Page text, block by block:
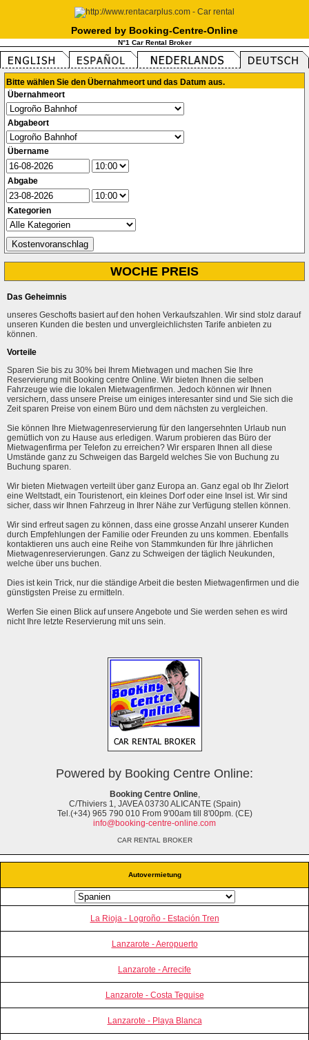
Powered by Booking-Centre-Online
N°1 Car Rental Broker
Autovermietung
La Rioja - Logroño - Estación Tren
Lanzarote - Aeropuerto
Lanzarote - Arrecife
Lanzarote - Costa Teguise
Lanzarote - Playa Blanca
Bitte wählen Sie den Übernahmeort und das Datum aus.
Übernahmeort
Abgabeort
Übername
Abgabe
Kategorien
WOCHE PREIS
Das Geheimnis
unseres Geschofts basiert auf den hohen Verkaufszahlen. Wir sind stolz darauf
unseren Kunden die besten und unvergleichlichsten Tarife anbieten zu
können.
Vorteile
Sparen Sie bis zu 30% bei Ihrem Mietwagen und machen Sie Ihre
Reservierung mit Booking centre Online. Wir bieten Ihnen die selben
Fahrzeuge wie die lokalen Mietwagenfirmen. Jedoch können wir Ihnen
versichern, dass unsere Preise um einiges interesanter sind und Sie sich die
Zeit sparen Preise von einem Büro und dem nächsten zu vergleichen.
Sie können Ihre Mietwagenreservierung für den langersehnten Urlaub nun
gemütlich von zu Hause aus erledigen. Warum probieren das Büro der
Mietwagenfirma per Telefon zu erreichen? Wir ersparen Ihnen all diese
Umstände ganz zu Schweigen das Bargeld welches Sie von Buchung zu
Buchung sparen.
Wir bieten Mietwagen verteilt über ganz Europa an. Ganz egal ob Ihr Zielort
eine Weltstadt, ein Touristenort, ein kleines Dorf oder eine Insel ist. Wir sind
sicher, dass wir Ihnen Fahrzeug in Ihrer Nähe zur Verfügung stellen können.
Wir sind erfreut sagen zu können, dass eine grosse Anzahl unserer Kunden
durch Empfehlungen der Familie oder Freunden zu uns kommen. Ebenfalls
kontaktieren uns auch eine Reihe von Stammkunden für Ihre jährlichen
Mietwagenreservierungen. Ganz zu Schweigen der täglich Neukunden,
welche über uns buchen.
Dies ist kein Trick, nur die ständige Arbeit die besten Mietwagenfirmen und die
günstigsten Preise zu ermitteln.
Werfen Sie einen Blick auf unsere Angebote und Sie werden sehen es wird
nicht Ihre letzte Reservierung mit uns sein.
Powered by Booking Centre Online:
Booking Centre Online,
C/Thiviers 1, JAVEA 03730 ALICANTE (Spain)
Tel.(+34) 965 790 010 From 9'00am till 8'00pm. (CE)
info@booking-centre-online.com
CAR RENTAL BROKER